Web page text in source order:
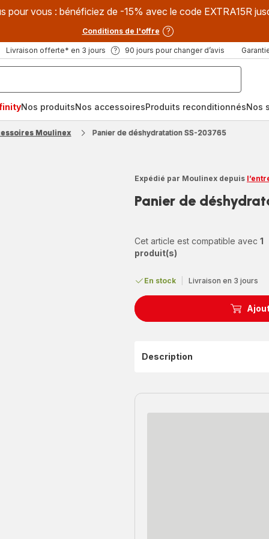
pour vous : bénéficiez de -15% avec le code EXTRA15R
Conditions de l'offre
Livraison offerte* en 3 jours 90 jours pour changer d’avis
Nos produitsNos accessoiresProduits reconditionnésNos
Moulinex Panier de déshydratation SS-203765
Expédié par Moulinex depuis
Panier de
Cet article est compatible avec 1
produit(s)
En stock Livraison en 3 jours
Description